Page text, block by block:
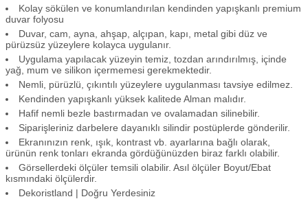
Kolay sökülen ve konumlandırılan kendinden yapışkanlı premium
duvar folyosu
Duvar, cam, ayna, ahşap, alçıpan, kapı, metal gibi düz ve
pürüzsüz yüzeylere kolayca uygulanır.
Uygulama yapılacak yüzeyin temiz, tozdan arındırılmış, içinde
yağ, mum ve silikon içermemesi gerekmektedir.
Nemli, pürüzlü, çıkıntılı yüzeylere uygulanması tavsiye edilmez.
Kendinden yapışkanlı yüksek kalitede Alman malıdır.
Hafif nemli bezle bastırmadan ve ovalamadan silinebilir.
Siparişleriniz darbelere dayanıklı silindir postüplerde gönderilir.
Ekranınızın renk, ışık, kontrast vb. ayarlarına bağlı olarak,
ürünün renk tonları ekranda gördüğünüzden biraz farklı olabilir.
Görsellerdeki ölçüler temsili olabilir. Asıl ölçüler Boyut/Ebat
kısmındaki ölçülerdir.
Dekoristland | Doğru Yerdesiniz